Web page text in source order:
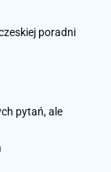
poradni
pytań, ale